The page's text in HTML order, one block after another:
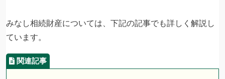
みなし相続財産については、下記の記事でも詳しく解説し
ています。